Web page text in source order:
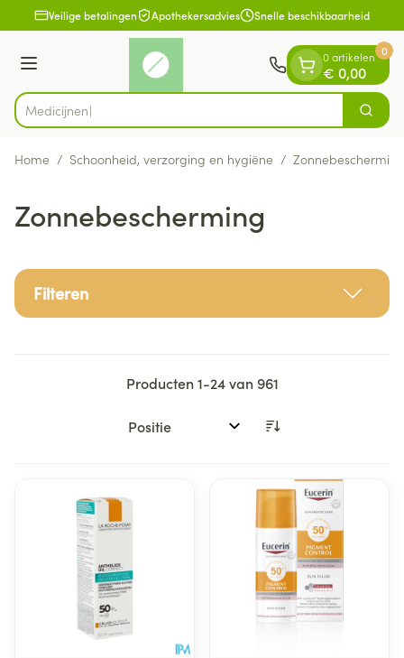
Ga naar de inhoud
1 van 1Veilige betalingen Apothekersadvies Snelle beschikbaarheid
Menu
Product, merk, categorie... Zoek
0 artikelen
€ 0,00
0
Home / Schoonheid, verzorging en hygiëne / Zonnebescherming
Zonnebescherming
Filteren
Producten1-24van961
Sorteer op: